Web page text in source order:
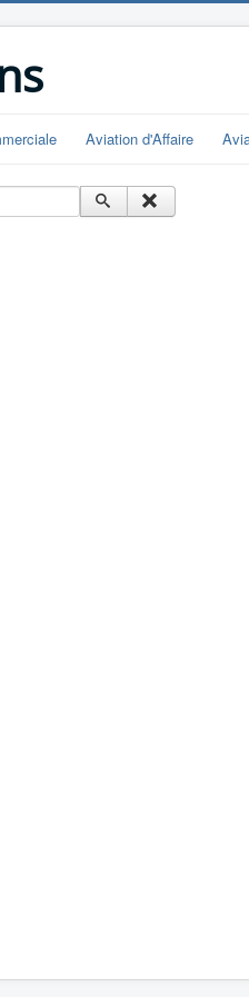
Aviation d'Affaire